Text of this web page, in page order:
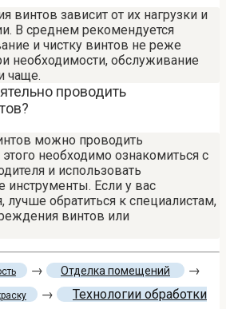
винтов зависит от их нагрузки и
В среднем рекомендуется
и чистку винтов не реже
необходимости, обслуживание
чаще.
проводить
можно проводить
необходимо ознакомиться с
и использовать
инструменты. Если у вас
лучше обратиться к специалистам,
винтов или
→ Отделка помещений →
→
Технологии обработки